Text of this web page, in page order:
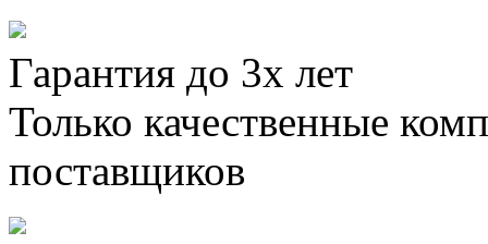
Гарантия до 3х лет
Только качественные
поставщиков